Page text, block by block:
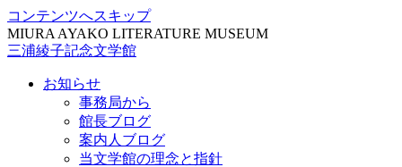
コンテンツへスキップ
MIURA AYAKO LITERATURE MUSEUM
三浦綾子記念文学館
お知らせ
事務局から
館長ブログ
案内人ブログ
当文学館の理念と指針